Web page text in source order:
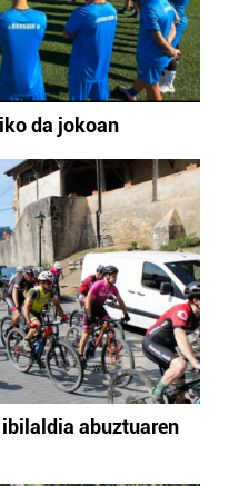
da jokoan
abuztuaren